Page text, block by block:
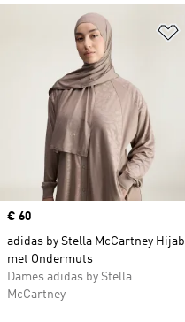
Price
€ 60
adidas by Stella McCartney Hijab
met Ondermuts
Dames adidas by Stella
McCartney